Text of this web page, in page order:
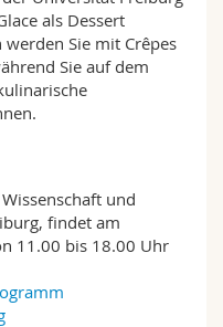
als Dessert
Sie mit Crêpes
Sie auf dem
und
findet am
11.00 bis 18.00 Uhr